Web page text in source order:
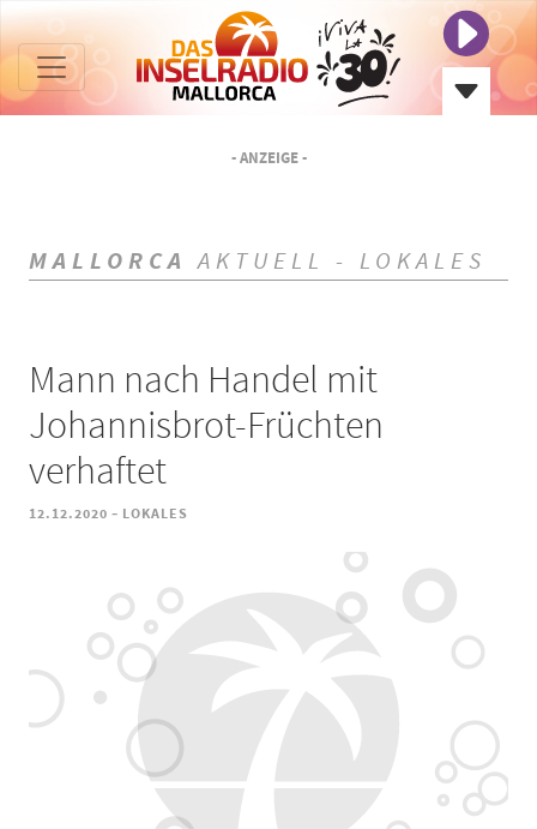
- ANZEIGE -
MALLORCA AKTUELL - LOKALES
Mann nach Handel mit
Johannisbrot-Früchten
verhaftet
12.12.2020 - LOKALES